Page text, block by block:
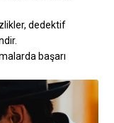
dedektif
başarı